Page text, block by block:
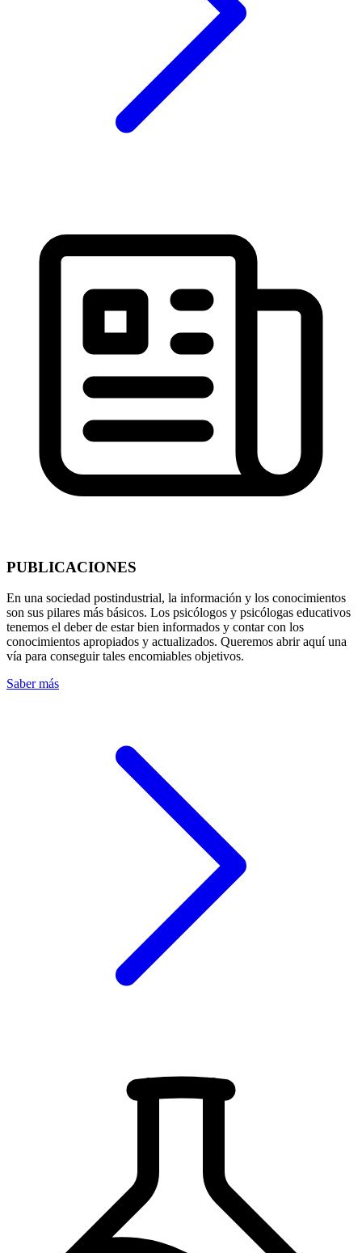
PUBLICACIONES
En una sociedad postindustrial, la información y los conocimientos
son sus pilares más básicos. Los psicólogos y psicólogas educativos
tenemos el deber de estar bien informados y contar con los
conocimientos apropiados y actualizados. Queremos abrir aquí una
vía para conseguir tales encomiables objetivos.
Saber más